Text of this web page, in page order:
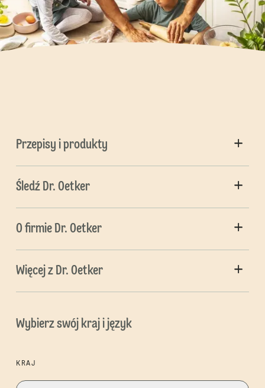
Przepisy i produkty
Śledź Dr. Oetker
O firmie Dr. Oetker
Więcej z Dr. Oetker
Wybierz swój kraj i język
KRAJ